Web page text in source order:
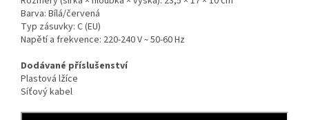
Barva: Bílá/červená
Typ zásuvky: C (EU)
Napětí a frekvence: 220-240 V ̴ 50-60 Hz
Dodávané příslušenství
Plastová lžíce
Síťový kabel